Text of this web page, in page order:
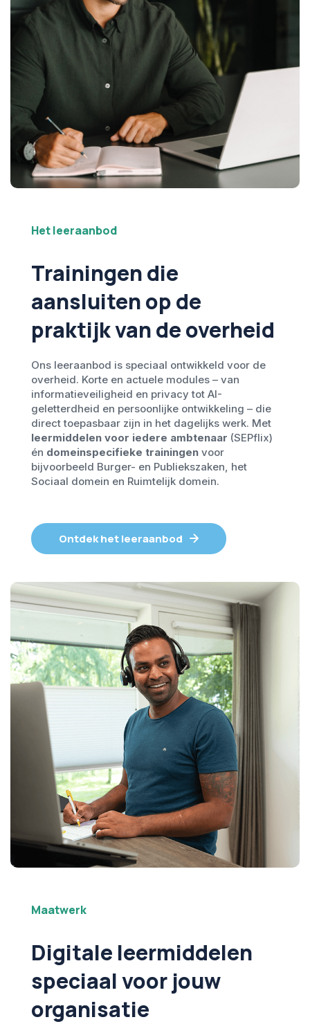
Het leeraanbod
Trainingen die
aansluiten op de
praktijk van de overheid
Ons leeraanbod is speciaal ontwikkeld voor de
overheid. Korte en actuele modules – van
informatieveiligheid en privacy tot AI-
geletterdheid en persoonlijke ontwikkeling – die
direct toepasbaar zijn in het dagelijks werk. Met
leermiddelen voor iedere ambtenaar (SEPflix)
én domeinspecifieke trainingen voor
bijvoorbeeld Burger- en Publiekszaken, het
Sociaal domein en Ruimtelijk domein.
Ontdek het leeraanbod
Maatwerk
Digitale leermiddelen
speciaal voor jouw
organisatie